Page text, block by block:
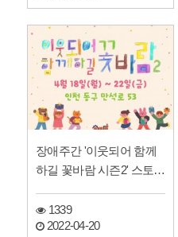
장애주간 '이웃되어 함께
하길 꽃바람 시즌2' 스토리
1339
2022-04-20